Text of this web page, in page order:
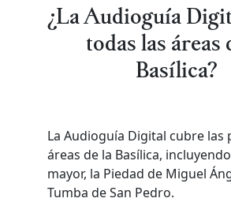
¿La Audioguía
todas las áreas
Basílica?
La Audioguía Digital cubre las
áreas de la Basílica,
mayor, la Piedad de Miguel
Tumba de San Pedro.